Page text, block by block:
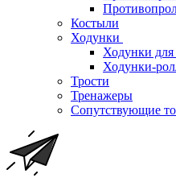
Костыли
Ходунки
Ходунки для
Ходунки-
Трости
Тренажеры
Сопутствующие